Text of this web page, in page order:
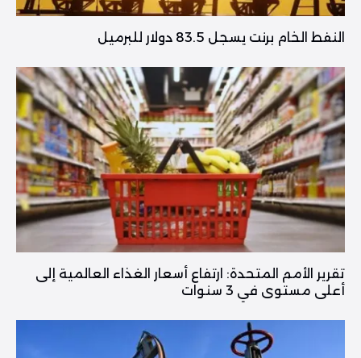
النفط الخام برنت يسجل 83.5 دولار للبرميل
تقرير الأمم المتحدة: ارتفاع أسعار الغذاء العالمية إلى
أعلى مستوى في 3 سنوات